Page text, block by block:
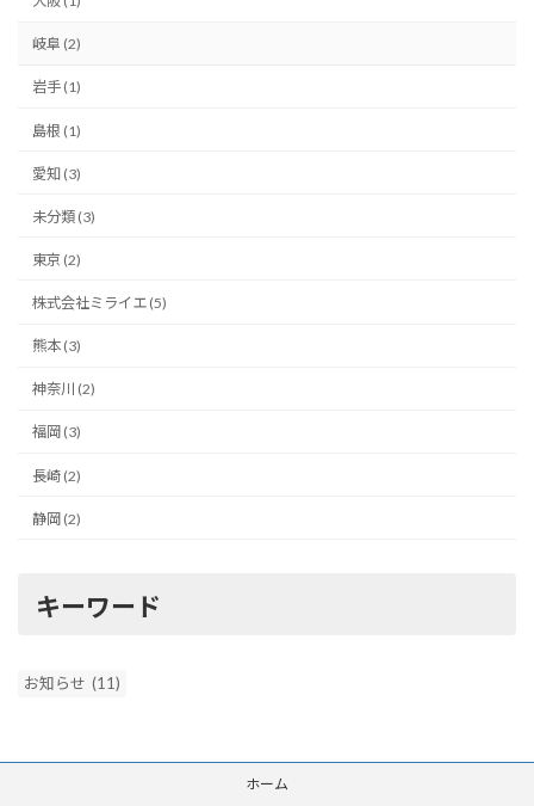
岐阜 (2)
岩手 (1)
島根 (1)
愛知 (3)
未分類 (3)
東京 (2)
株式会社ミライエ (5)
熊本 (3)
神奈川 (2)
福岡 (3)
長崎 (2)
静岡 (2)
キーワード
お知らせ (11)
ホーム